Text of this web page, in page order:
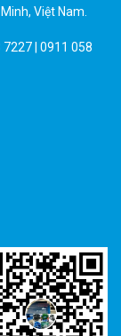
Việt Nam.
| 0911 058